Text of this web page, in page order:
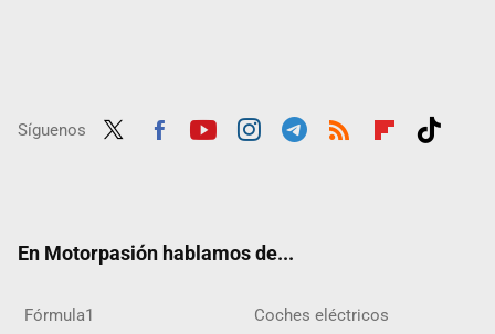
Síguenos
En Motorpasión hablamos de...
Fórmula1 Coches eléctricos